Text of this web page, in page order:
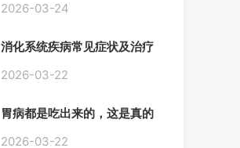
2026-03-24
消化系统疾病常见症状及治疗
案
2026-03-22
胃病都是吃出来的，这是真的
2026-03-22